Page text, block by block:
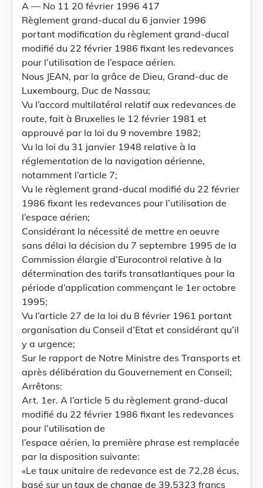
A — No 11 20 février 1996 417
Règlement grand-ducal du 6 janvier 1996
portant modification du règlement grand-ducal
modifié du 22 février 1986 fixant les redevances
pour l’utilisation de l’espace aérien.
Nous JEAN, par la grâce de Dieu, Grand-duc de
Luxembourg, Duc de Nassau;
Vu l’accord multilatéral relatif aux redevances de
route, fait à Bruxelles le 12 février 1981 et
approuvé par la loi du 9 novembre 1982;
Vu la loi du 31 janvier 1948 relative à la
réglementation de la navigation aérienne,
notamment l’article 7;
Vu le règlement grand-ducal modifié du 22 février
1986 fixant les redevances pour l’utilisation de
l’espace aérien;
Considérant la nécessité de mettre en oeuvre
sans délai la décision du 7 septembre 1995 de la
Commission élargie d’Eurocontrol relative à la
détermination des tarifs transatlantiques pour la
période d’application commençant le 1er octobre
1995;
Vu l’article 27 de la loi du 8 février 1961 portant
organisation du Conseil d’Etat et considérant qu’il
y a urgence;
Sur le rapport de Notre Ministre des Transports et
après délibération du Gouvernement en Conseil;
Arrêtons:
Art. 1er. A l’article 5 du règlement grand-ducal
modifié du 22 février 1986 fixant les redevances
pour l’utilisation de
l’espace aérien, la première phrase est remplacée
par la disposition suivante:
«Le taux unitaire de redevance est de 72,28 écus,
basé sur un taux de change de 39,5323 francs